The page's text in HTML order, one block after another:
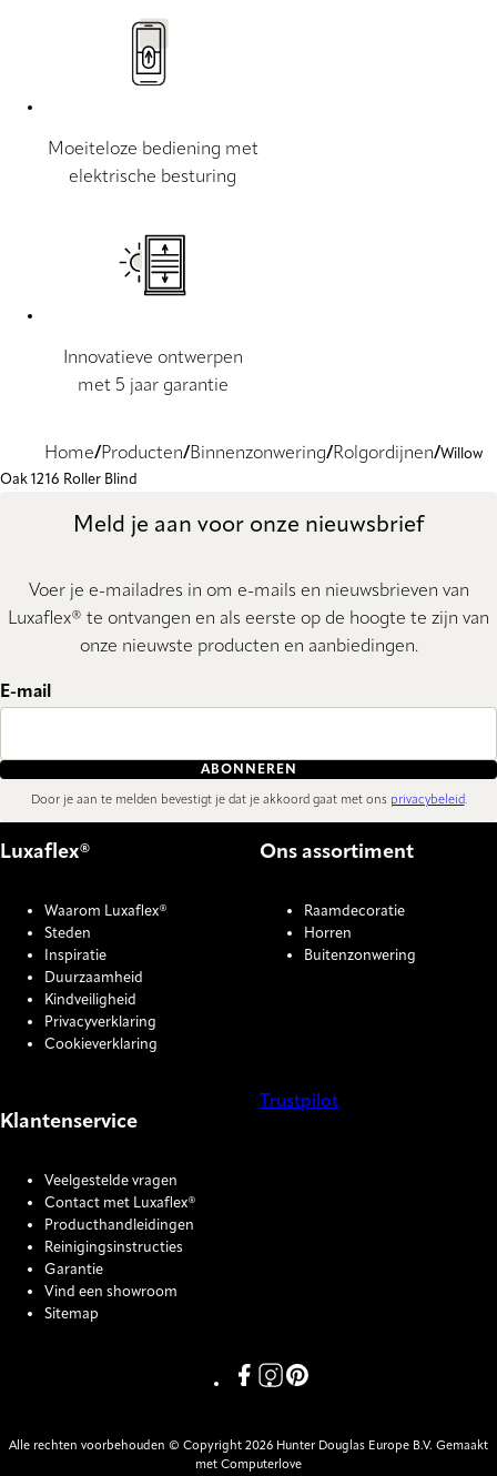
Moeiteloze bediening met
elektrische besturing
Innovatieve ontwerpen
met 5 jaar garantie
Home Producten Binnenzonwering Rolgordijnen
Willow
Oak 1216 Roller Blind
Meld je aan voor onze nieuwsbrief
Voer je e-mailadres in om e-mails en nieuwsbrieven van
Luxaflex® te ontvangen en als eerste op de hoogte te zijn van
onze nieuwste producten en aanbiedingen.
E-mail
ABONNEREN
Door je aan te melden bevestigt je dat je akkoord gaat met ons privacybeleid.
Luxaflex®
Waarom Luxaflex®
Steden
Inspiratie
Duurzaamheid
Kindveiligheid
Privacyverklaring
Cookieverklaring
Ons assortiment
Raamdecoratie
Horren
Buitenzonwering
Klantenservice
Veelgestelde vragen
Contact met Luxaflex®
Producthandleidingen
Reinigingsinstructies
Garantie
Vind een showroom
Sitemap
Trustpilot
Link missing Display text from
Link missing Display text
Link missing Display text
Alle rechten voorbehouden © Copyright 2026 Hunter Douglas Europe B.V. Gemaakt
met Computerlove